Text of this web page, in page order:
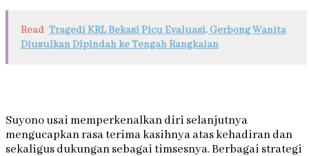
Read Tragedi KRL Bekasi Picu Evaluasi, Gerbong Wanita
Diusulkan Dipindah ke Tengah Rangkaian
Suyono usai memperkenalkan diri selanjutnya
mengucapkan rasa terima kasihnya atas kehadiran dan
sekaligus dukungan sebagai timsesnya. Berbagai strategi